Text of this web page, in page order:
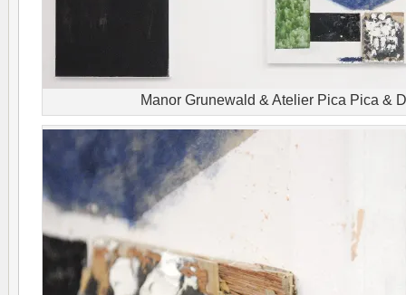
Manor Grunewald & Atelier Pica Pica &